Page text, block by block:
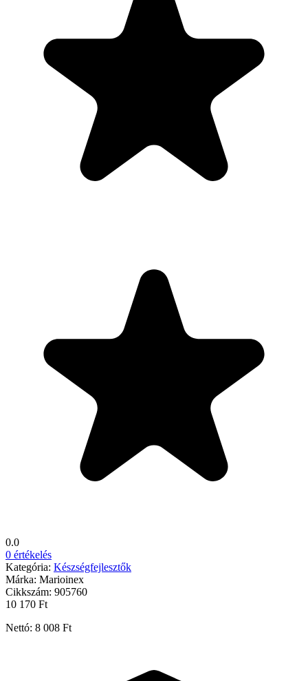
0.0
0 értékelés
Kategória: Készségfejlesztők
Márka: Marioinex
Cikkszám: 905760
10 170 Ft
Nettó: 8 008 Ft